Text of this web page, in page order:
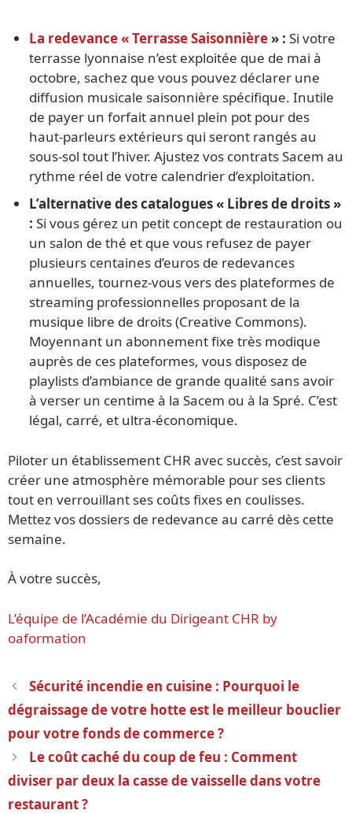
La redevance « Terrasse Saisonnière » : Si votre
terrasse lyonnaise n’est exploitée que de mai à
octobre, sachez que vous pouvez déclarer une
diffusion musicale saisonnière spécifique. Inutile
de payer un forfait annuel plein pot pour des
haut-parleurs extérieurs qui seront rangés au
sous-sol tout l’hiver. Ajustez vos contrats Sacem au
rythme réel de votre calendrier d’exploitation.
L’alternative des catalogues « Libres de droits »
: Si vous gérez un petit concept de restauration ou
un salon de thé et que vous refusez de payer
plusieurs centaines d’euros de redevances
annuelles, tournez-vous vers des plateformes de
streaming professionnelles proposant de la
musique libre de droits (Creative Commons).
Moyennant un abonnement fixe très modique
auprès de ces plateformes, vous disposez de
playlists d’ambiance de grande qualité sans avoir
à verser un centime à la Sacem ou à la Spré. C’est
légal, carré, et ultra-économique.
Piloter un établissement CHR avec succès, c’est savoir
créer une atmosphère mémorable pour ses clients
tout en verrouillant ses coûts fixes en coulisses.
Mettez vos dossiers de redevance au carré dès cette
semaine.
À votre succès,
L’équipe de l’Académie du Dirigeant CHR by
oaformation
Navigation
des
articles
Sécurité incendie en cuisine : Pourquoi le
dégraissage de votre hotte est le meilleur bouclier
pour votre fonds de commerce ?
Le coût caché du coup de feu : Comment
diviser par deux la casse de vaisselle dans votre
restaurant ?